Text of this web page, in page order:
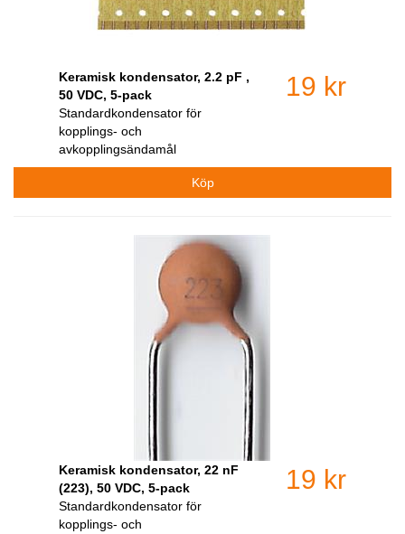
Keramisk kondensator, 2.2 pF ,
50 VDC, 5-pack
Standardkondensator för
kopplings- och
avkopplingsändamål
19 kr
Keramisk kondensator, 22 nF
(223), 50 VDC, 5-pack
Standardkondensator för
kopplings- och
19 kr